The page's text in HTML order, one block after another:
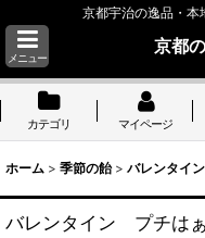
京都宇治の逸品・本
メニュー
京都
カテゴリ マイページ
ホーム > 季節の飴 > バレンタイ
バレンタイン プチは